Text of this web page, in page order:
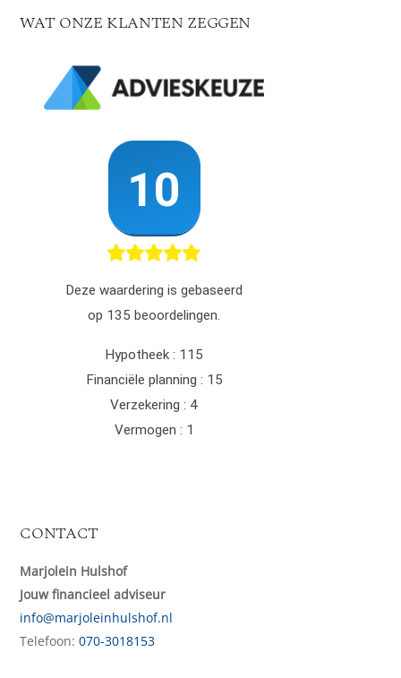
WAT ONZE KLANTEN ZEGGEN
CONTACT
Marjolein Hulshof
Jouw financieel adviseur
info@marjoleinhulshof.nl
Telefoon:070-3018153